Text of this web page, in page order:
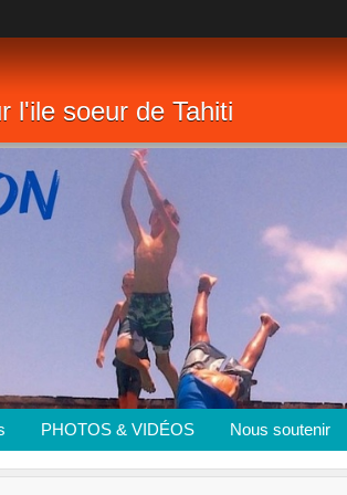
l'ile soeur de Tahiti
PHOTOS & VIDÉOS Nous soutenir